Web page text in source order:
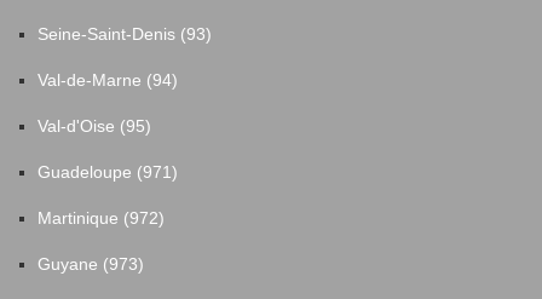
Seine-Saint-Denis (93)
Val-de-Marne (94)
Val-d'Oise (95)
Guadeloupe (971)
Martinique (972)
Guyane (973)